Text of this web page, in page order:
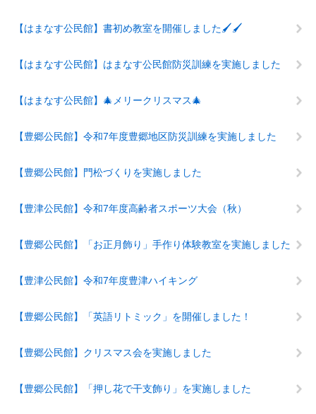
【はまなす公民館】書初め教室を開催しました🖌🖌
【はまなす公民館】はまなす公民館防災訓練を実施しました
【はまなす公民館】🎄メリークリスマス🎄
【豊郷公民館】令和7年度豊郷地区防災訓練を実施しました
【豊郷公民館】門松づくりを実施しました
【豊津公民館】令和7年度高齢者スポーツ大会（秋）
【豊郷公民館】「お正月飾り」手作り体験教室を実施しました
【豊津公民館】令和7年度豊津ハイキング
【豊郷公民館】「英語リトミック」を開催しました！
【豊郷公民館】クリスマス会を実施しました
【豊郷公民館】「押し花で干支飾り」を実施しました